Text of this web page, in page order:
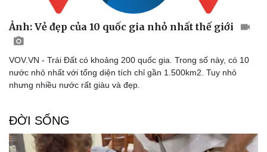
Ảnh: Vẻ đẹp của 10 quốc gia nhỏ nhất thế giới
VOV.VN - Trái Đất có khoảng 200 quốc gia. Trong số này, có 10
nước nhỏ nhất với tổng diện tích chỉ gần 1.500km2. Tuy nhỏ
nhưng nhiều nước rất giàu và đẹp.
ĐỜI SỐNG